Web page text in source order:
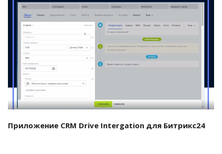
Смотреть проект
Приложение CRM Drive Intergation для Битрикс24